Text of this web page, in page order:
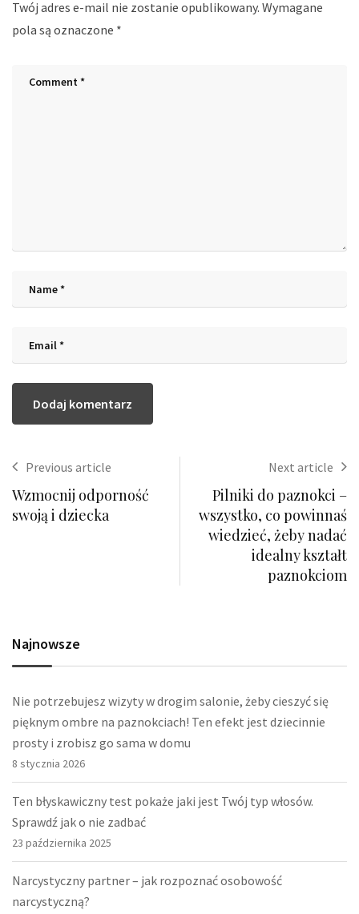
Twój adres e-mail nie zostanie opublikowany. Wymagane
pola są oznaczone *
Previous article
Wzmocnij odporność
swoją i dziecka
Next article
Pilniki do paznokci –
wszystko, co powinnaś
wiedzieć, żeby nadać
idealny kształt
paznokciom
Najnowsze
Nie potrzebujesz wizyty w drogim salonie, żeby cieszyć się
pięknym ombre na paznokciach! Ten efekt jest dziecinnie
prosty i zrobisz go sama w domu
8 stycznia 2026
Ten błyskawiczny test pokaże jaki jest Twój typ włosów.
Sprawdź jak o nie zadbać
23 października 2025
Narcystyczny partner – jak rozpoznać osobowość
narcystyczną?